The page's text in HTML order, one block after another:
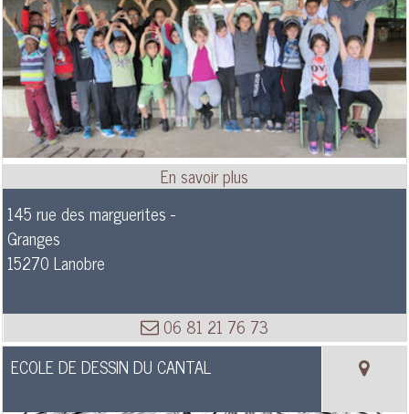
145 rue des marguerites -
Granges
15270 Lanobre
06 81 21 76 73
ECOLE DE DESSIN DU CANTAL